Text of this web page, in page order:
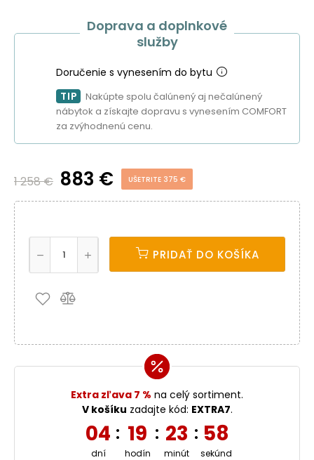
Doprava a doplnkové
služby
Doručenie s vynesením do bytu
TIP
Nakúpte spolu čalúnený aj nečalúnený
nábytok a získajte dopravu s vynesením COMFORT
za zvýhodnenú cenu.
1 258 € 883 € UŠETRITE 375 €
PRIDAŤ DO KOŠÍKA
Extra zľava 7 % na celý sortiment.
V košíku zadajte kód: EXTRA7.
04
dní
: 19
hodín
: 23
minút
: 58
sekúnd